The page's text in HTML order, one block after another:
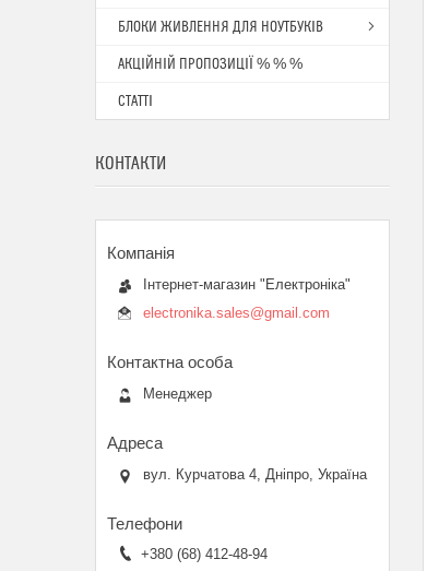
БЛОКИ ЖИВЛЕННЯ ДЛЯ НОУТБУКІВ
АКЦІЙНІЙ ПРОПОЗИЦІЇ % % %
СТАТТІ
КОНТАКТИ
Інтернет-магазин "Електроніка"
electronika.sales@gmail.com
Менеджер
вул. Курчатова 4, Дніпро, Україна
+380 (68) 412-48-94